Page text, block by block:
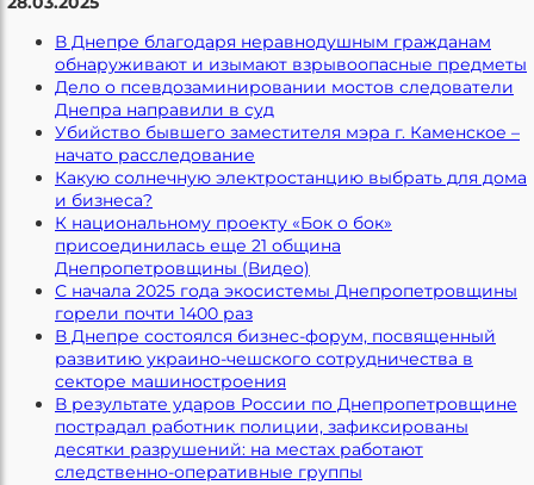
В Днепре благодаря неравнодушным гражданам
обнаруживают и изымают взрывоопасные предметы
Дело о псевдозаминировании мостов следователи
Днепра направили в суд
Убийство бывшего заместителя мэра г. Каменское –
начато расследование
Какую солнечную электростанцию выбрать для дома
и бизнеса?
К национальному проекту «Бок о бок»
присоединилась еще 21 община
Днепропетровщины (Видео)
С начала 2025 года экосистемы Днепропетровщины
горели почти 1400 раз
В Днепре состоялся бизнес-форум, посвященный
развитию украино-чешского сотрудничества в
секторе машиностроения
В результате ударов России по Днепропетровщине
пострадал работник полиции, зафиксированы
десятки разрушений: на местах работают
следственно-оперативные группы